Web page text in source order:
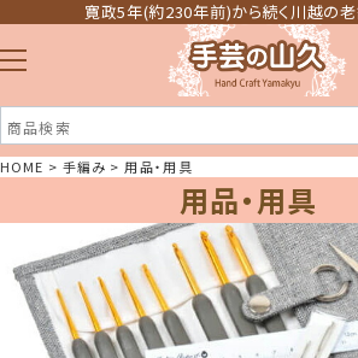
寛政5年(約230年前)から続く川越の
注文履歴
ほしい物リスト
HOME 手編み 用品・用具
用品・用具